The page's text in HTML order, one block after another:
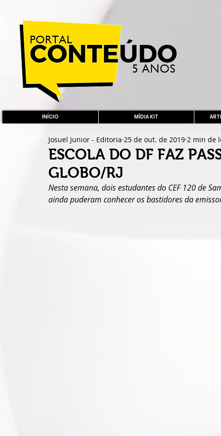
INÍCIO MÍDIA KIT
ESCOLA DO DF FAZ
GLOBO/RJ
Josuel Junior - Editoria 25 de out. de 2019 2 min de
Nesta semana, dois estudantes do CEF 120 de
ainda puderam conhecer os bastidores da